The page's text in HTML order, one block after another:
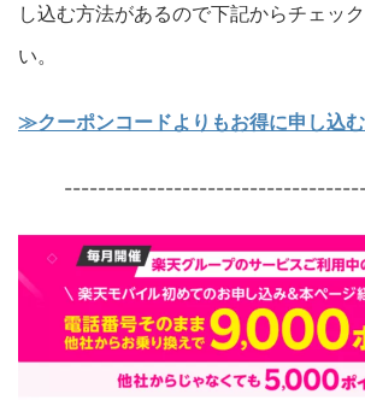
し込む方法があるので下記からチェッ
い。
≫クーポンコードよりもお得に申し込